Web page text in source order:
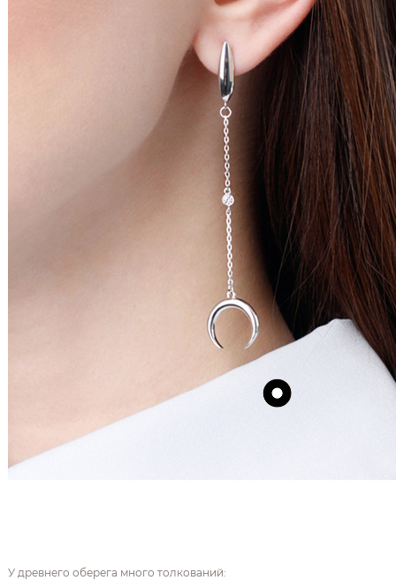
У древнего оберега много толкований: